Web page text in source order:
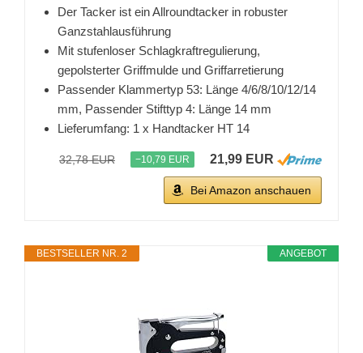
Der Tacker ist ein Allroundtacker in robuster
Ganzstahlausführung
Mit stufenloser Schlagkraftregulierung,
gepolsterter Griffmulde und Griffarretierung
Passender Klammertyp 53: Länge 4/6/8/10/12/14
mm, Passender Stifttyp 4: Länge 14 mm
Lieferumfang: 1 x Handtacker HT 14
32,78 EUR −10,79 EUR 21,99 EUR
Bei Amazon anschauen
ANGEBOT
BESTSELLER NR. 2